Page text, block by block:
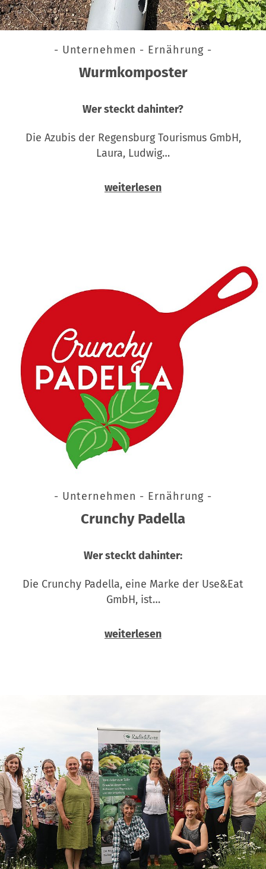
- Unternehmen - Ernährung -
Wurmkomposter
Wer steckt dahinter?
Die Azubis der Regensburg Tourismus GmbH,
Laura, Ludwig…
weiterlesen
- Unternehmen - Ernährung -
Crunchy Padella
Wer steckt dahinter:
Die Crunchy Padella, eine Marke der Use&Eat
GmbH, ist…
weiterlesen